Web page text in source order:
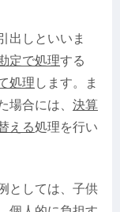
出しといいま
定で処理する
処理 します。ま
場合には、 決算
える処理を行い
としては、子供